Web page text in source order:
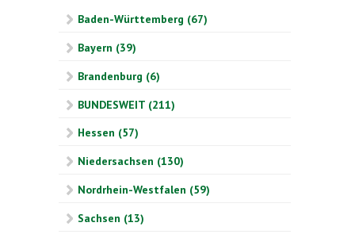
Baden-Württemberg (67)
Bayern (39)
Brandenburg (6)
BUNDESWEIT (211)
Hessen (57)
Niedersachsen (130)
Nordrhein-Westfalen (59)
Sachsen (13)